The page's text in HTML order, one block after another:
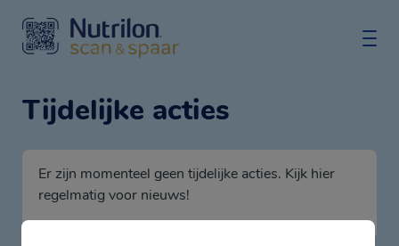
Tijdelijke acties
Er zijn momenteel geen tijdelijke acties. Kijk hier
regelmatig voor nieuws!